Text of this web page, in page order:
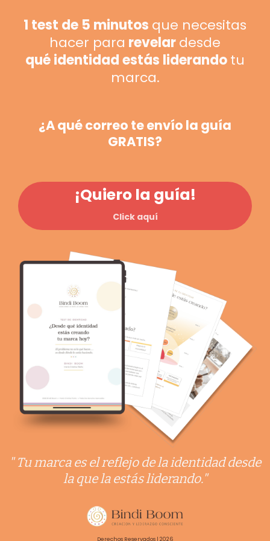
1 test de 5 minutos que necesitas
hacer para revelardesde
qué identidad estás liderandotu
marca.
¿A qué correo te envío la guía
GRATIS?
¡Quiero la guía!
Click aquí
" Tu marca es el reflejo de la identidad desde
la que la estás liderando."
Derechos Reservados | 2026